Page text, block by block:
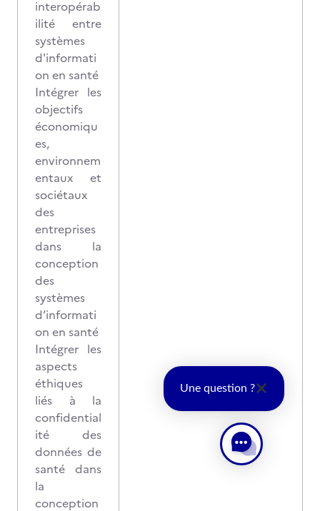
interopérab
ilité entre
systèmes
d'informati
on en santé
Intégrer les
objectifs
économiqu
es,
environnem
entaux et
sociétaux
des
entreprises
dans la
conception
des
systèmes
d’informati
on en santé
Intégrer les
aspects
éthiques
liés à la
confidential
ité des
données de
santé dans
la
conception
Une question ?